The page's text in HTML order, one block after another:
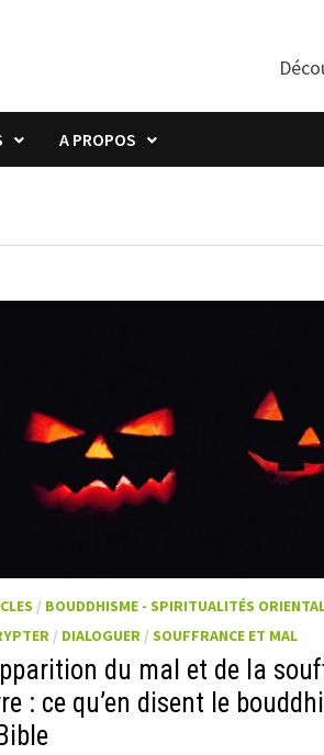
A PROPOS
/ BOUDDHISME - SPIRITUALITÉS
/ DIALOGUER /SOUFFRANCE ET MAL
du mal et de la
: ce qu’en disent le